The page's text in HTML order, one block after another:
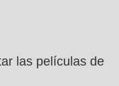
las películas de